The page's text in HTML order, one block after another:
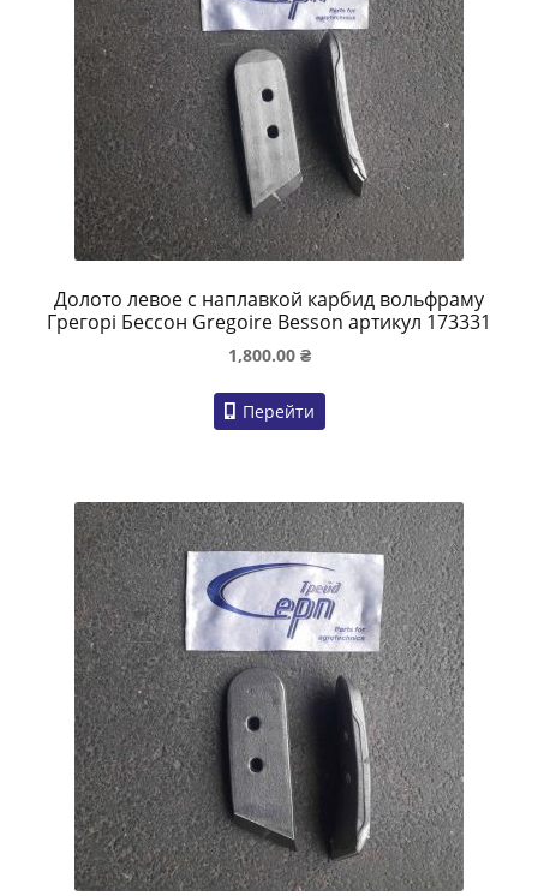
Долото левое с наплавкой карбид вольфраму
Грегорі Бессон Gregoire Besson артикул 173331
1,800.00 ₴
Перейти